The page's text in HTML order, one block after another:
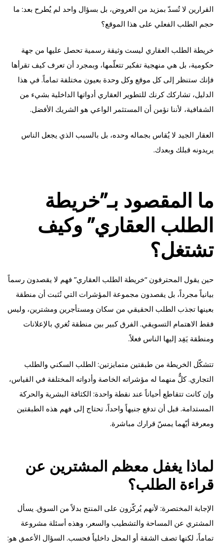
القرارين لا تُسدّ بمزيد من العروض، بل بسؤال واحد لم يُطرح بعد: ما
حجم الطلب الفعلي على هذا الموقع؟
خريطة الطلب العقاري ليست وثيقة رسمية تحصل عليها من جهة
حكومية، بل هي منهجية تفكير تتعلّمها، وبمجرد أن تعرف كيف تقرأها
فإنك ستنظر إلى كل موقع وكل وحدة بعيون مختلفة تماماً. في هذا
الدليل، تشاركك كرنك للتطوير العقاري أدواتها الداخلية بشيء من
الشفافية، لأننا نؤمن أن المستثمر الواعي هو الشريك الأفضل.
العقار الجيد لا يُقاس بجماله وحده، بل بالسبب الذي يجعل الناس
يريدونه قبلك وبعدك.
ما المقصود بـ”خريطة
الطلب العقاري” وكيف
تشتغل؟
حين يقول المحترفون “خريطة الطلب العقاري” فهم لا يقصدون رسماً
بيانياً مجرداً، بل يقصدون مجموعة المؤشرات التي تُثبت أن منطقة
بعينها تجذب الطلب الحقيقي من سكان ومستأجرين ومشترين، وليس
فقط الاهتمام التسويقي. الفرق كبير بين منطقة تُغري بالإعلانات
ومنطقة يَفِد إليها الناس فعلاً.
تتشكّل الخريطة من طبقتين متمايزتين: الطلب السكني والطلب
التجاري. كلٌّ منهما له مؤشراته الخاصة وأدواته المختلفة في القياس،
وإن كانت تتقاطع أحياناً عند نقطة واحدة: الكثافة البشرية والحركة
المستدامة. قبل أن تدفع جنيهاً واحداً، تحتاج إلى فهم هذه الطبقتين
ومعرفة أيّهما يمسّ قرارك مباشرة.
لماذا يغفل معظم المشترين عن
قراءة الطلب؟
الإجابة المختصرة: لأنهم يُركّزون على المنتج بدلاً من السوق. يسأل
المشتري عن المساحة والتشطيب والسعر، وهذه أسئلة مشروعة
تماماً، لكنها تصف الشقة أو المحل داخلياً فحسب. السؤال الأعمق هو: